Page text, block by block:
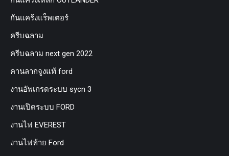
กันแคร้งแร็พเตอร์
ครีบฉลาม
ครีบฉลาม next gen 2022
คานลากจูงแท้ ford
งานอัพเกรดระบบ sycn 3
งานเปิดระบบ FORD
งานไฟ EVEREST
งานไฟท้าย Ford